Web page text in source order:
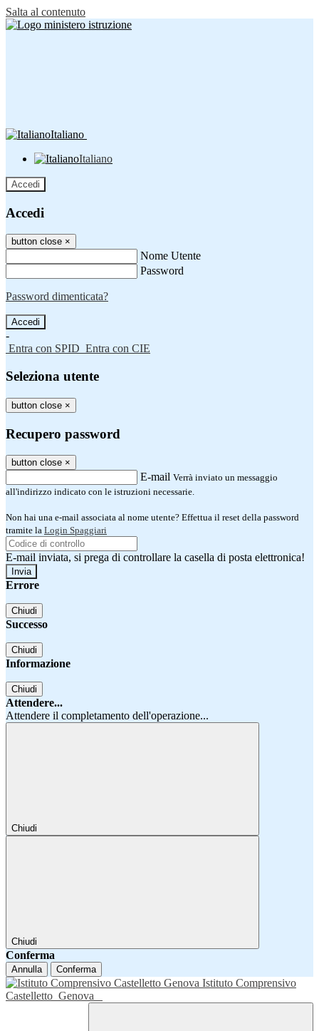
Salta al contenuto
Italiano
Italiano
Accedi
Accedi
button close ×
Nome Utente
Password
Password dimenticata?
-
Entra con SPID Entra con CIE
Seleziona utente
button close ×
Recupero password
button close ×
E-mail Verrà inviato un messaggio
all'indirizzo indicato con le istruzioni necessarie.
Non hai una e-mail associata al nome utente? Effettua il reset della password
tramite la Login Spaggiari
E-mail inviata, si prega di controllare la casella di posta elettronica!
Errore
Chiudi
Successo
Chiudi
Informazione
Chiudi
Attendere...
Attendere il completamento dell'operazione...
Chiudi
Chiudi
Conferma
Annulla Conferma
Istituto Comprensivo
Castelletto Genova